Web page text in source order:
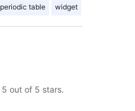
periodic table widget
5 out of 5 stars.